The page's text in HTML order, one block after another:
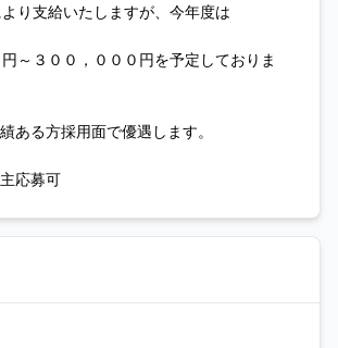
り支給いたしますが、今年度は
～３００，０００円を予定しておりま
ある方採用面で優遇します。
応募可